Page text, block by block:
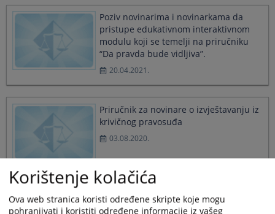
to
interact
calendar
and
a
date.
Press
question
key
to
get
the
keyboard
to
interact
with
the
calendar
and
select
a
date.
Press
the
question
key
to
get
the
keyboard
Poziv novinarima i novinarkama da
pristupe edukativnom interaktivnom
modulu koji se temelji na priručniku
“Da pravda bude vidljiva”.
20.04.2021.
Priručnik za novinare o izvještavanju iz
krivičnog pravosuđa
03.08.2020.
u krivičnom postupku
Korištenje kolačića
Ova web stranica koristi određene skripte koje mogu
pohranjivati i koristiti određene informacije iz vašeg